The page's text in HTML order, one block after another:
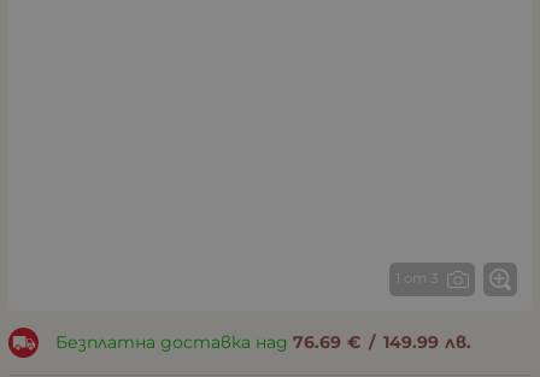
1 от 3
Безплатна доставка над 76.69 € / 149.99 лв.